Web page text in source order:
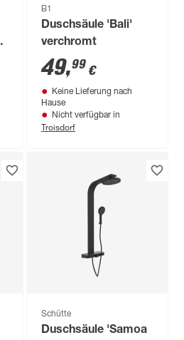
B1
Duschsäule 'Bali'
verchromt
49,99 €
Keine Lieferung nach
Hause
Nicht verfügbar in
Troisdorf
Schütte
Duschsäule 'Samoa